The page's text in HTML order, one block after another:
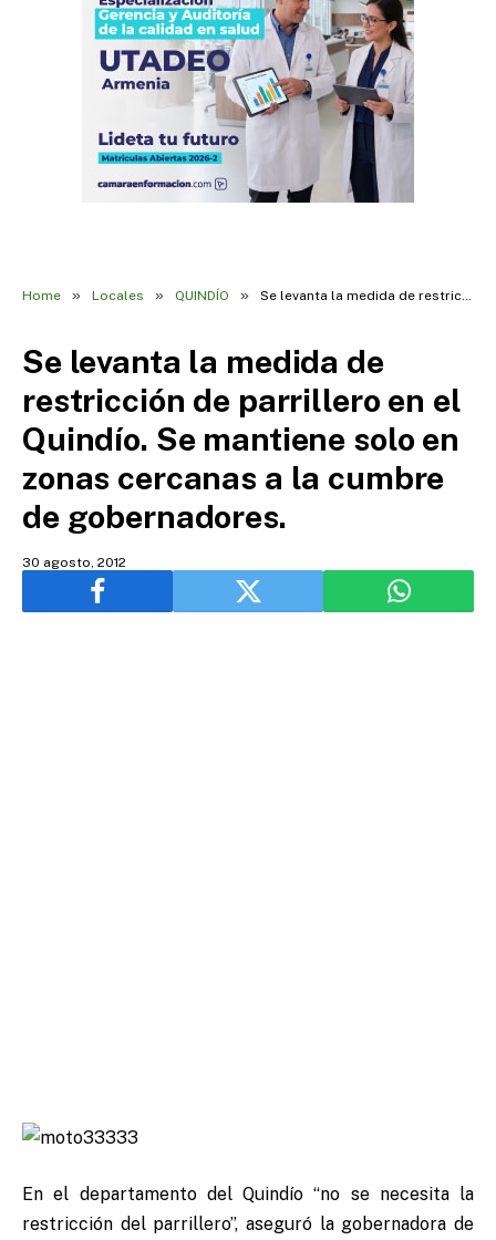
Home » Locales » QUINDÍO » Se levanta la medida de restricción de parrillero en el Quindío. Se mantiene solo en zonas cercanas a la cumbre de gobernadores.
Se levanta la medida de
restricción de parrillero en el
Quindío. Se mantiene solo en
zonas cercanas a la cumbre
de gobernadores.
30 agosto, 2012
En el departamento del Quindío “no se necesita la
restricción del parrillero”, aseguró la gobernadora de